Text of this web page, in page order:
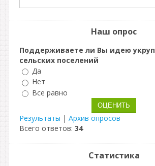
Наш опрос
Поддерживаете ли Вы идею
сельских поселений
Да
Нет
Все равно
Результаты | Архив опросов
Всего ответов: 34
Статистика